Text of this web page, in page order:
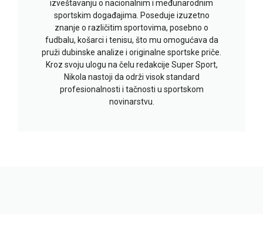
izveštavanju o nacionalnim i međunarodnim
sportskim događajima. Poseduje izuzetno
znanje o različitim sportovima, posebno o
fudbalu, košarci i tenisu, što mu omogućava da
pruži dubinske analize i originalne sportske priče.
Kroz svoju ulogu na čelu redakcije Super Sport,
Nikola nastoji da održi visok standard
profesionalnosti i tačnosti u sportskom
novinarstvu.